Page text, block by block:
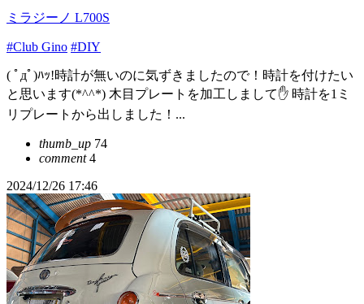
ミラジーノ L700S
#Club Gino #DIY
( ﾟдﾟ)ﾊｯ!時計が無いのに気ずきましたので！時計を付けたい
と思います(*^^*) 木目プレートを加工しまして✋ 時計を1ミ
リプレートから出しました！...
thumb_up 74
comment4
2024/12/26 17:46